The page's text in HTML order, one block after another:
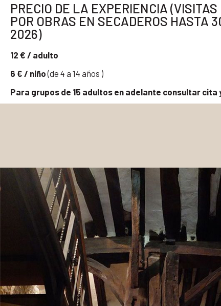
PRECIO DE LA EXPERIENCIA
POR OBRAS EN SECADEROS HASTA
2026)
12 € / adulto
6 € / niño(de 4 a 14 años )
Para grupos de 15 adultos en adelante consultar cita